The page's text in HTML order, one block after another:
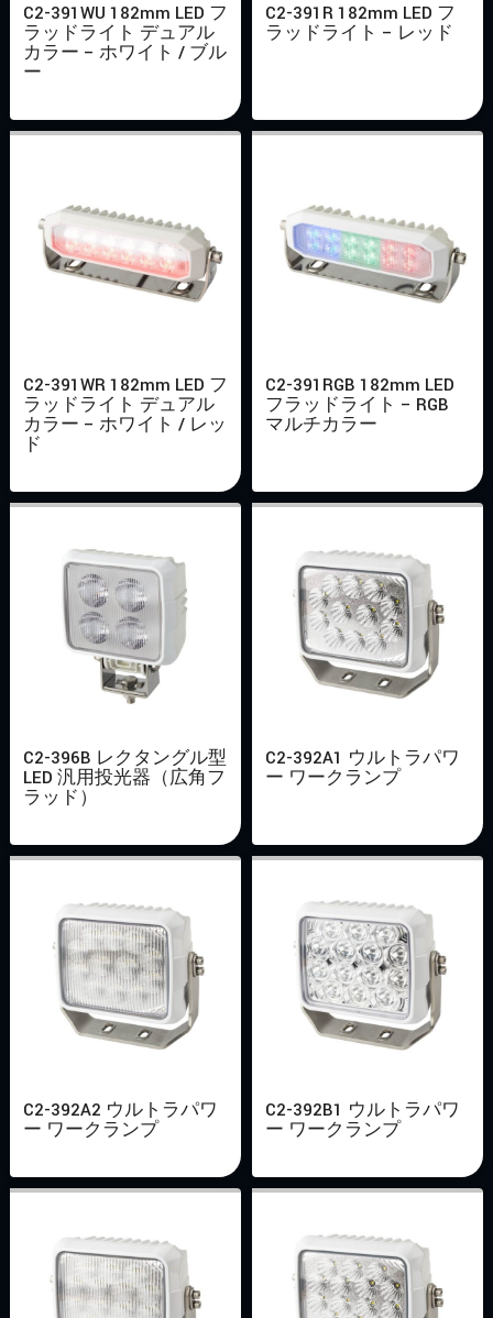
C2-391WU 182mm LED フ
ラッドライト デュアル
カラー – ホワイト / ブル
ー
C2-391R 182mm LED フ
ラッドライト – レッド
C2-391WR 182mm LED フ
ラッドライト デュアル
カラー – ホワイト / レッ
ド
C2-391RGB 182mm LED
フラッドライト – RGB
マルチカラー
C2-396B レクタングル型
LED 汎用投光器（広角フ
ラッド）
C2-392A1 ウルトラパワ
ー ワークランプ
C2-392A2 ウルトラパワ
ー ワークランプ
C2-392B1 ウルトラパワ
ー ワークランプ